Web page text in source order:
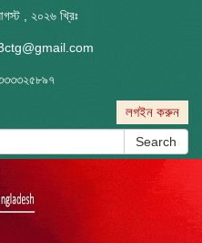
, ২০২৬ খ্রিঃ
লগইন করুন
Search